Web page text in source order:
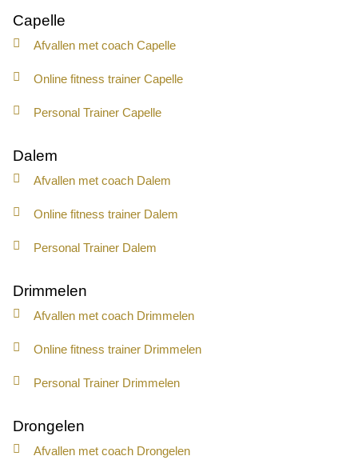
Capelle
Afvallen met coach Capelle
Online fitness trainer Capelle
Personal Trainer Capelle
Dalem
Afvallen met coach Dalem
Online fitness trainer Dalem
Personal Trainer Dalem
Drimmelen
Afvallen met coach Drimmelen
Online fitness trainer Drimmelen
Personal Trainer Drimmelen
Drongelen
Afvallen met coach Drongelen